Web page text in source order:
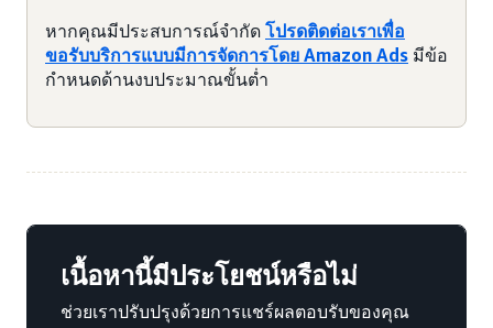
หากคุณมีประสบการณ์จำกัด โปรดติดต่อเราเพื่อ
ขอรับบริการแบบมีการจัดการโดย Amazon Ads มีข้อ
กำหนดด้านงบประมาณขั้นต่ำ
เนื้อหานี้มีประโยชน์หรือไม่
ช่วยเราปรับปรุงด้วยการแชร์ผลตอบรับของคุณ